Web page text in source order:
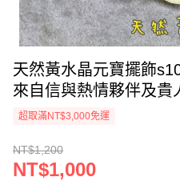
天然黃水晶元寶擺飾
來自信與熱情夥伴及貴
超取滿NT$3,000免運
NT$1,200
NT$1,000